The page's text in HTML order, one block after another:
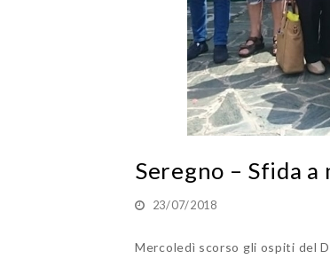
Seregno – Sfida
23/07/2018
Mercoledì scorso gli ospiti del